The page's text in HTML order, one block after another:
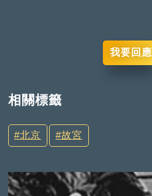
我要回應
相關標籤
北京 故宮